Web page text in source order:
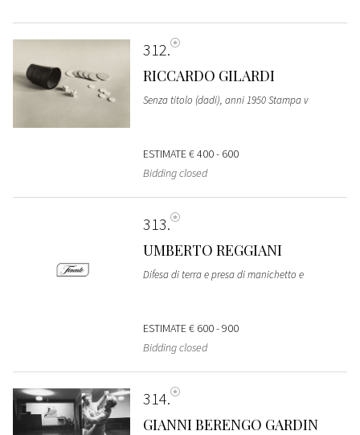
312
RICCARDO GILARDI
Senza titolo (dadi), anni 1950 Stampa v
ESTIMATE€ 400 - 600
Bidding closed
313
UMBERTO REGGIANI
Difesa di terra e presa di manichetto e
ESTIMATE€ 600 - 900
Bidding closed
314
GIANNI BERENGO GARDIN